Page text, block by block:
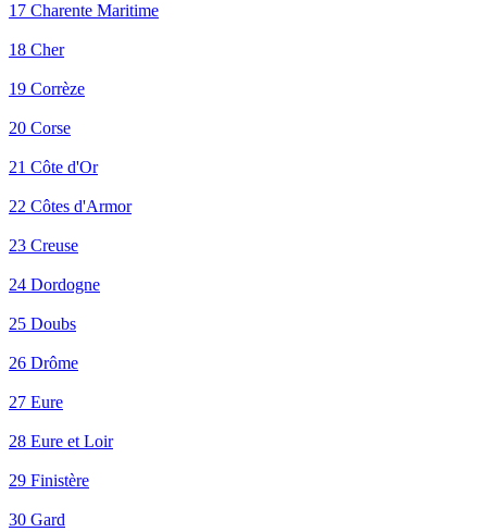
17 Charente Maritime
18 Cher
19 Corrèze
20 Corse
21 Côte d'Or
22 Côtes d'Armor
23 Creuse
24 Dordogne
25 Doubs
26 Drôme
27 Eure
28 Eure et Loir
29 Finistère
30 Gard